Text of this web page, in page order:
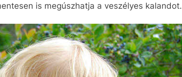
is megúszhatja a veszélyes kalandot.